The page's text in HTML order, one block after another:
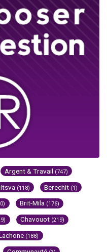
Argent & Travail (747)
(118) Berechit (1)
Brit-Mila (176)
Chavouot (219)
(188)